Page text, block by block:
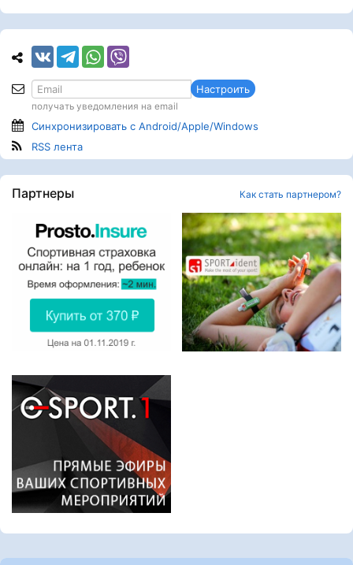
Настроить
получать уведомления на email
Синхронизировать с Android/Apple/Windows
RSS лента
Партнеры Как стать партнером?